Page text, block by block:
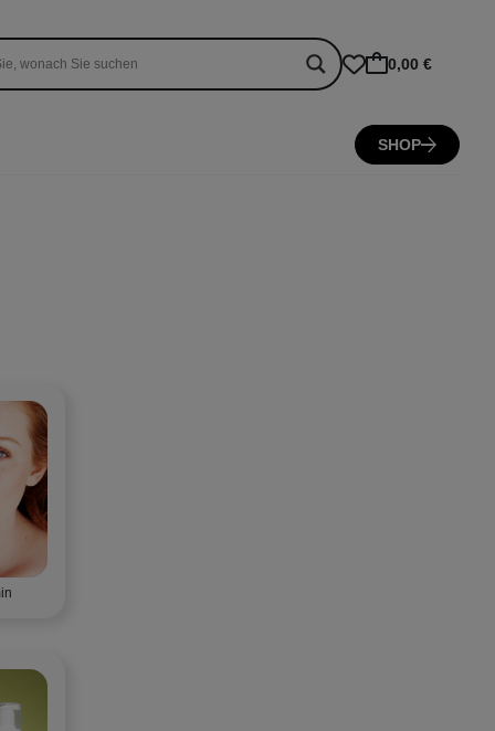
0,00 €
SHOP